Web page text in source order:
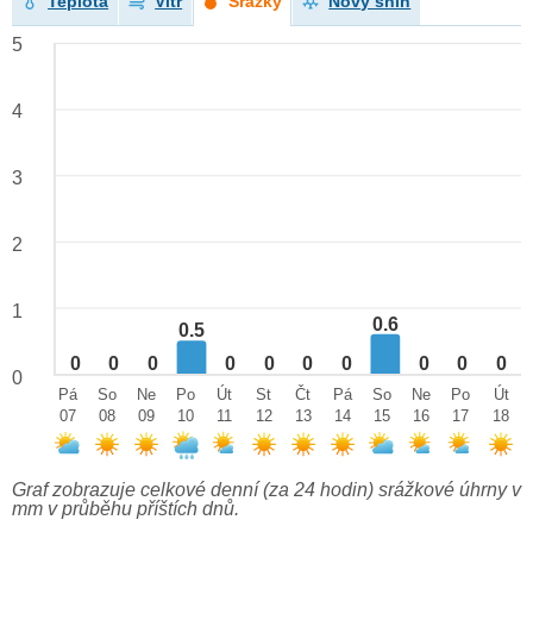
0 0 0
0.5
0 0 0 0
0.6
0 0 0
5
4
3
2
1
0
Pá
07
So
08
Ne
09
Po
10
Út
11
St
12
Čt
13
Pá
14
So
15
Ne
16
Po
17
Út
18
Graf zobrazuje celkové denní (za 24 hodin) srážkové úhrny v
mm v průběhu příštích dnů.